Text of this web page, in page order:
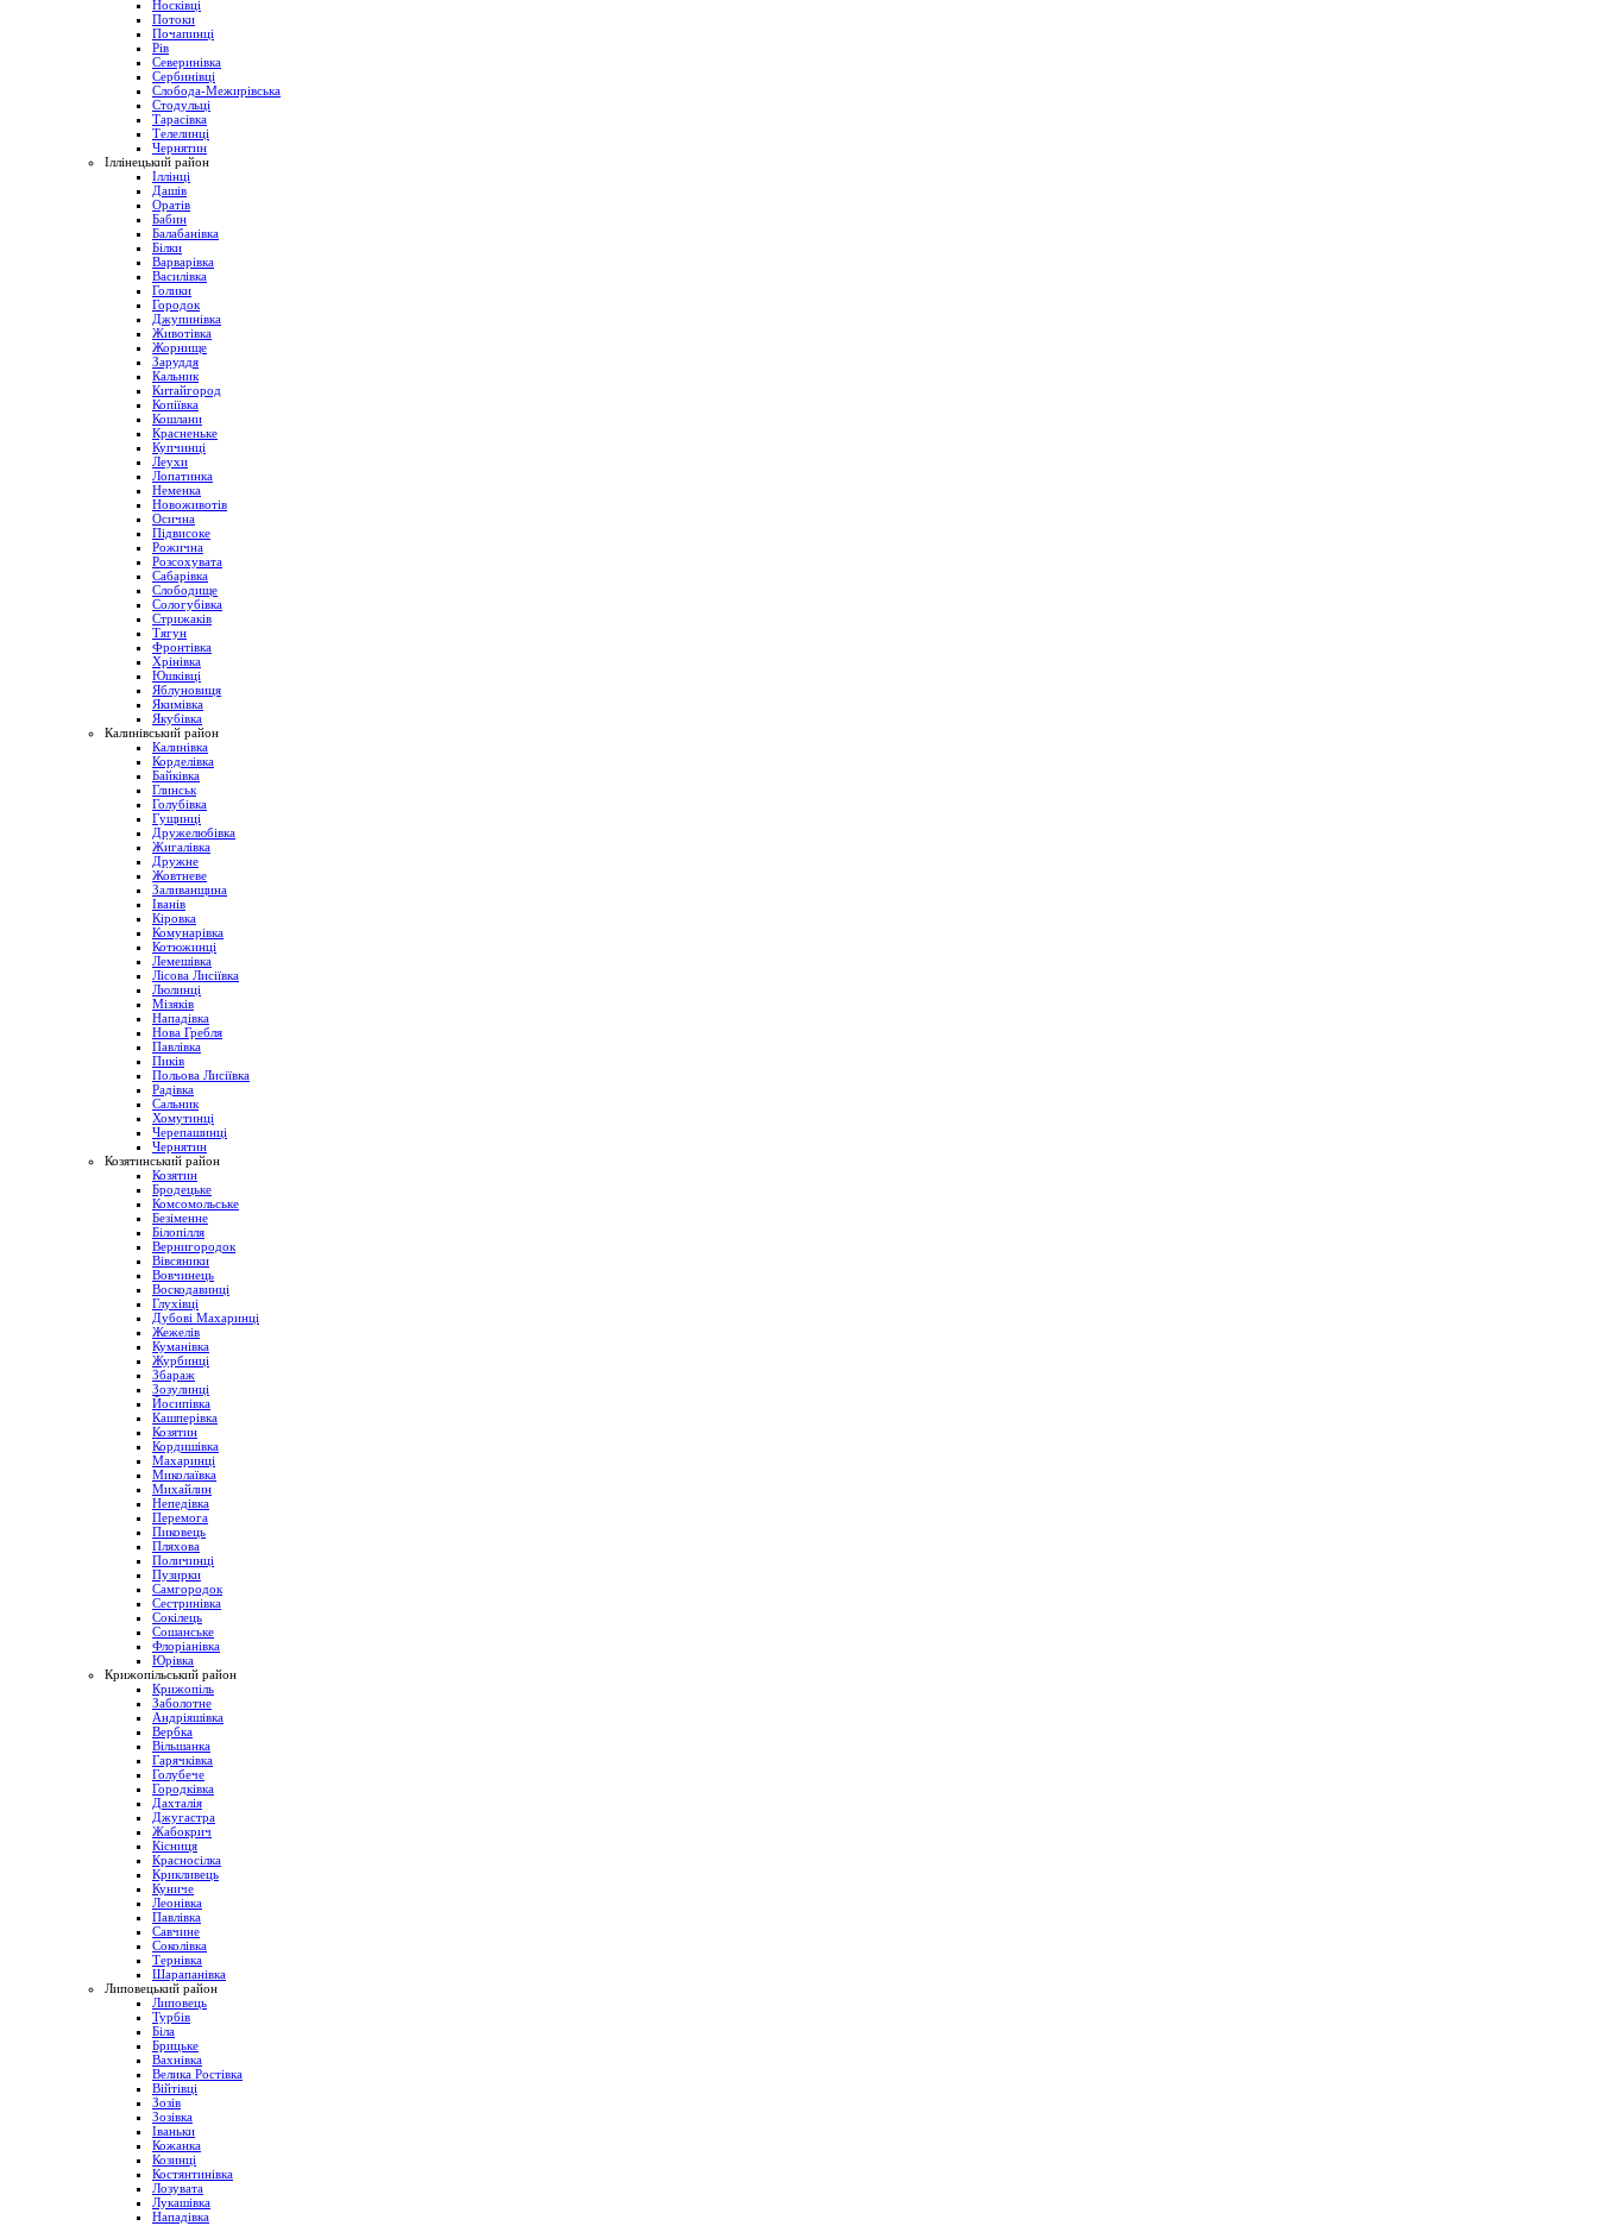
Носківці
Потоки
Почапинці
Рів
Северинівка
Сербинівці
Слобода-Межирівська
Стодульці
Тарасівка
Телелинці
Чернятин
Іллінецький район
Іллінці
Дашів
Оратів
Бабин
Балабанівка
Білки
Варварівка
Василівка
Голики
Городок
Джупинівка
Животівка
Жорнище
Заруддя
Кальник
Китайгород
Копіївка
Кошлани
Красненьке
Купчинці
Леухи
Лопатинка
Неменка
Новоживотів
Осична
Підвисоке
Рожична
Розсохувата
Сабарівка
Слободище
Сологубівка
Стрижаків
Тягун
Фронтівка
Хрінівка
Юшківці
Яблуновиця
Якимівка
Якубівка
Калинівський район
Калинівка
Корделівка
Байківка
Глинськ
Голубівка
Гущинці
Дружелюбівка
Жигалівка
Дружне
Жовтневе
Заливанщина
Іванів
Кіровка
Комунарівка
Котюжинці
Лемешівка
Лісова Лисіївка
Люлинці
Мізяків
Нападівка
Нова Гребля
Павлівка
Пиків
Польова Лисіївка
Радівка
Сальник
Хомутинці
Черепашинці
Чернятин
Козятинський район
Козятин
Бродецьке
Комсомольське
Безіменне
Білопілля
Вернигородок
Вівсяники
Вовчинець
Воскодавинці
Глухівці
Дубові Махаринці
Жежелів
Куманівка
Журбинці
Збараж
Зозулинці
Йосипівка
Кашперівка
Козятин
Кордишівка
Махаринці
Миколаївка
Михайлин
Непедівка
Перемога
Пиковець
Пляхова
Поличинці
Пузирки
Самгородок
Сестринівка
Сокілець
Сошанське
Флоріанівка
Юрівка
Крижопільський район
Крижопіль
Заболотне
Андріяшівка
Вербка
Вільшанка
Гарячківка
Голубече
Городківка
Дахталія
Джугастра
Жабокрич
Кісниця
Красносілка
Крикливець
Куниче
Леонівка
Павлівка
Савчине
Соколівка
Тернівка
Шарапанівка
Липовецький район
Липовець
Турбів
Біла
Брицьке
Вахнівка
Велика Ростівка
Війтівці
Зозів
Зозівка
Іваньки
Кожанка
Козинці
Костянтинівка
Лозувата
Лукашівка
Нападівка